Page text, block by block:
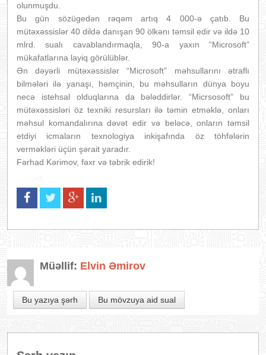
olunmuşdu.
Bu gün sözügedən rəqəm artıq 4 000-ə çatıb. Bu
mütəxəssislər 40 dildə danışan 90 ölkənı təmsil edir və ildə 10
mlrd. sualı cavablandırmaqla, 90-a yaxın “Microsoft”
mükafatlarına layiq görülüblər.
Ən dəyərli mütəxəssislər “Microsoft” məhsullarını ətraflı
bilmələri ilə yanaşı, həmçinin, bu məhsulların dünya boyu
necə istehsal olduqlarına da bələddirlər. “Micrsosoft” bu
mütəxəssisləri öz texniki resursları ilə təmin etməklə, onları
məhsul komandalırına dəvət edir və beləcə, onların təmsil
etdiyi icmaların texnologiya inkişafında öz töhfələrin
verməkləri üçün şərait yaradır.
Fərhad Kərimov, fəxr və təbrik edirik!
Müəllif: Elvin Əmirov
Bu yazıya şərh Bu mövzuya aid sual